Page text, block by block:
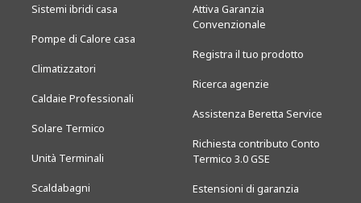
Sistemi ibridi casa
Pompe di Calore casa
Climatizzatori
Caldaie Professionali
Solare Termico
Unità Terminali
Scaldabagni
Attiva Garanzia
Convenzionale
Registra il tuo prodotto
Ricerca agenzie
Assistenza Beretta Service
Richiesta contributo Conto
Termico 3.0 GSE
Estensioni di garanzia